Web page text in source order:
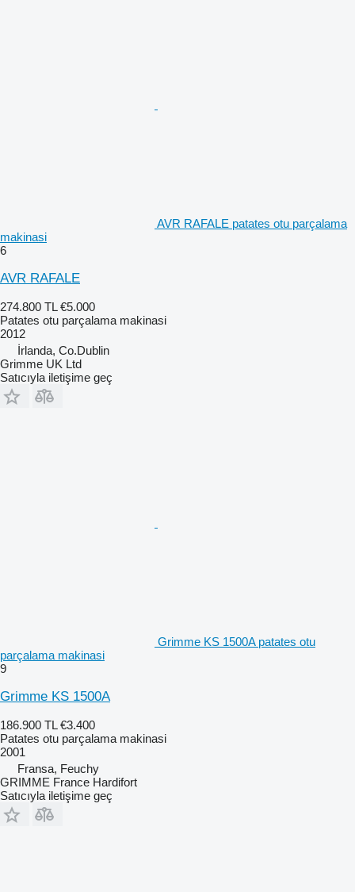
AVR RAFALE patates otu parçalama
makinasi
6
AVR RAFALE
274.800 TL €5.000
Patates otu parçalama makinasi
2012
İrlanda, Co.Dublin
Grimme UK Ltd
Satıcıyla iletişime geç
Grimme KS 1500A patates otu
parçalama makinasi
9
Grimme KS 1500A
186.900 TL €3.400
Patates otu parçalama makinasi
2001
Fransa, Feuchy
GRIMME France Hardifort
Satıcıyla iletişime geç